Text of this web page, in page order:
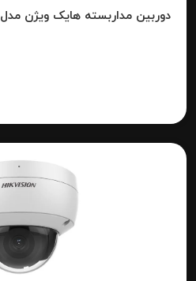
دوربین مداربسته هایک ویژن مدل DS-2CD1T83G0-I